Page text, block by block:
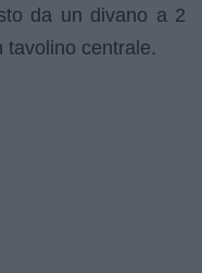
da un divano a 2
tavolino centrale.